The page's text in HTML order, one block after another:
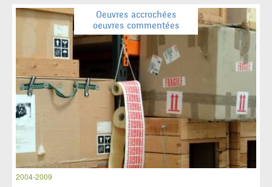
Oeuvres accrochées
oeuvres commentées
2004-2009